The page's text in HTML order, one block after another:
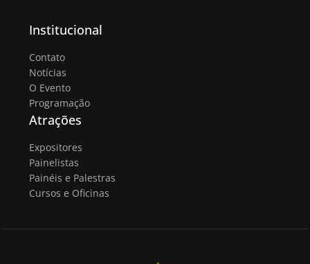
Institucional
Contato
Notícias
O Evento
Programação
Atrações
Expositores
Painelistas
Painéis e Palestras
Cursos e Oficinas